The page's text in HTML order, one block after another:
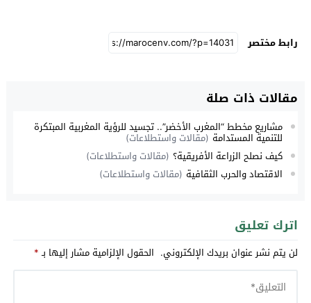
رابط مختصر
مقالات ذات صلة
مشاريع مخطط “المغرب الأخضر”.. تجسيد للرؤية المغربية المبتكرة
للتنمية المستدامة (مقالات واستطلاعات)
كيف نصلح الزراعة الأفريقية؟ (مقالات واستطلاعات)
الاقتصاد والحرب الثقافية (مقالات واستطلاعات)
اترك تعليق
لن يتم نشر عنوان بريدك الإلكتروني. الحقول الإلزامية مشار إليها بـ*